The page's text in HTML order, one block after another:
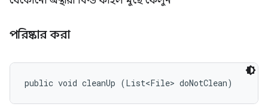
পরিষ্কার করা
public void cleanUp (List<File> doNotClean)